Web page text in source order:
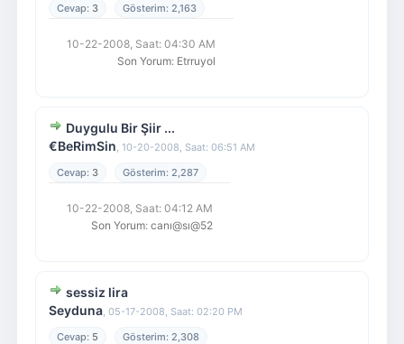
3
2,163
10-22-2008, Saat: 04:30 AM
Son Yorum: Etrruyol
Duygulu Bir Şiir ...
€BeRimSin, 10-20-2008, Saat: 06:51 AM
3
2,287
10-22-2008, Saat: 04:12 AM
Son Yorum: canı@sı@52
sessiz lira
Seyduna, 05-17-2008, Saat: 02:20 PM
5
2,308